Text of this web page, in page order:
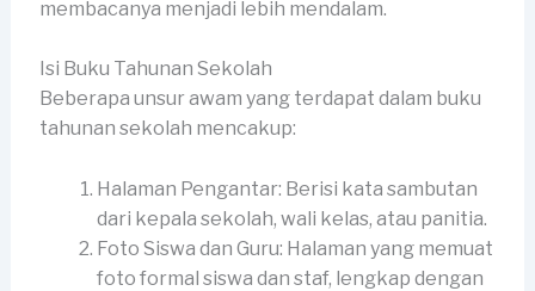
membacanya menjadi lebih mendalam.
Isi Buku Tahunan Sekolah
Beberapa unsur awam yang terdapat dalam buku
tahunan sekolah mencakup:
Halaman Pengantar: Berisi kata sambutan
dari kepala sekolah, wali kelas, atau panitia.
Foto Siswa dan Guru: Halaman yang memuat
foto formal siswa dan staf, lengkap dengan